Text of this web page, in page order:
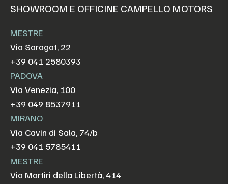
SHOWROOM E OFFICINE CAMPELLO MOTORS
MESTRE
Via Saragat, 22
+39 041 2580393
PADOVA
Via Venezia, 100
+39 049 8537911
MIRANO
Via Cavin di Sala, 74/b
+39 041 5785411
MESTRE
Via Martiri della Libertà, 414